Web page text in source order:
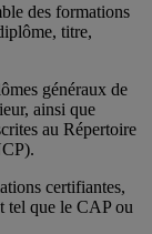
des formations
titre,
généraux de
ainsi que
au Répertoire
certifiantes,
tel que le CAP ou